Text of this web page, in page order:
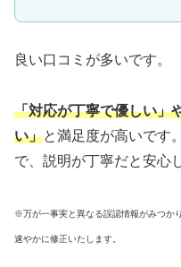
良い口コミが多いです。
「対応が丁寧で優しい」
い」と満足度が高いです
で、説明が丁寧だと安心
※万が一事実と異なる誤認情報がみつか
速やかに修正いたします。